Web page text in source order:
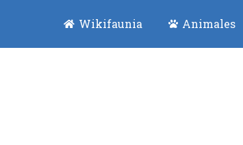
Wikifaunia Animales